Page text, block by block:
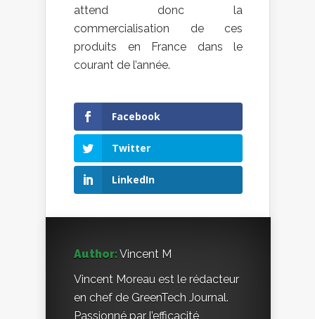
attend donc la
commercialisation de ces
produits en France dans le
courant de l’année.
Facebook
Twitter
LinkedIn
Author: Vincent M
Vincent Moreau est le rédacteur
en chef de GreenTech Journal.
Passionné par l’efficacité